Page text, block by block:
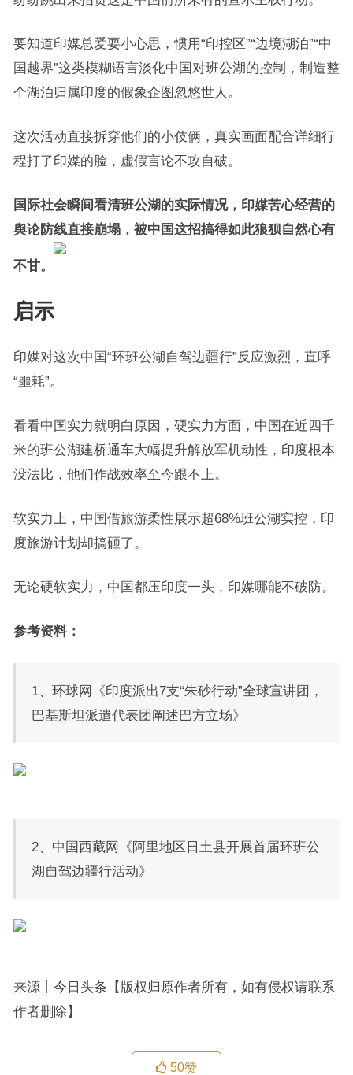
要知道印媒总爱耍小心思，惯用“印控区”“边境湖泊”“中
国越界”这类模糊语言淡化中国对班公湖的控制，制造整
个湖泊归属印度的假象企图忽悠世人。
这次活动直接拆穿他们的小伎俩，真实画面配合详细行
程打了印媒的脸，虚假言论不攻自破。
国际社会瞬间看清班公湖的实际情况，印媒苦心经营的
舆论防线直接崩塌，被中国这招搞得如此狼狈自然心有
不甘。
启示
印媒对这次中国“环班公湖自驾边疆行”反应激烈，直呼
“噩耗”。
看看中国实力就明白原因，硬实力方面，中国在近四千
米的班公湖建桥通车大幅提升解放军机动性，印度根本
没法比，他们作战效率至今跟不上。
软实力上，中国借旅游柔性展示超68%班公湖实控，印
度旅游计划却搞砸了。
无论硬软实力，中国都压印度一头，印媒哪能不破防。
参考资料：
1、环球网《印度派出7支“朱砂行动”全球宣讲团，
巴基斯坦派遣代表团阐述巴方立场》
2、中国西藏网《阿里地区日土县开展首届环班公
湖自驾边疆行活动》
来源丨今日头条【版权归原作者所有，如有侵权请联系
作者删除】
50赞